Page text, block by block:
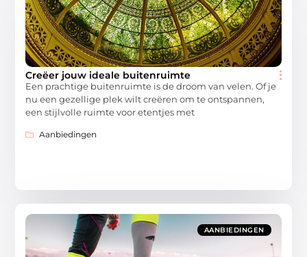
Creëer jouw ideale buitenruimte
Een prachtige buitenruimte is de droom van velen. Of je
nu een gezellige plek wilt creëren om te ontspannen,
een stijlvolle ruimte voor etentjes met
Aanbiedingen
AANBIEDINGEN